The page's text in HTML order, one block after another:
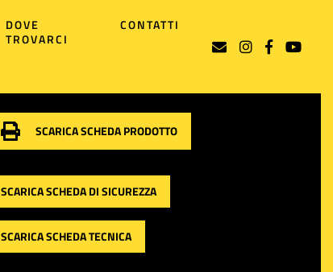
DOVE
TROVARCI
CONTATTI
SCARICA SCHEDA PRODOTTO
SCARICA SCHEDA DI SICUREZZA
SCARICA SCHEDA TECNICA